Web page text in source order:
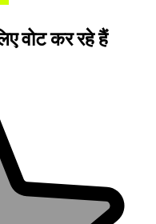
वोट कर रहे हैं